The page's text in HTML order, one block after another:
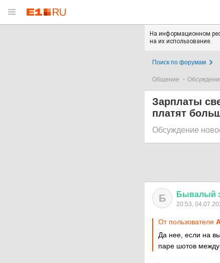
На информационном
на их использование.
Поиск по форумам
Общение
Зарплаты
платят
Обсуждение
Б Бывалый
20:53,
От пользователя
Да нее, если на
паре шотов между